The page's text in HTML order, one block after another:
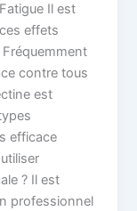
Il est
effets
contre tous
est
efficace
? Il est
professionnel